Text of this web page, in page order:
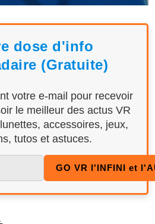
dose d'info
(Gratuite)
votre e-mail pour recevoir
le meilleur des actus VR
accessoires, jeux,
tutos et astuces.